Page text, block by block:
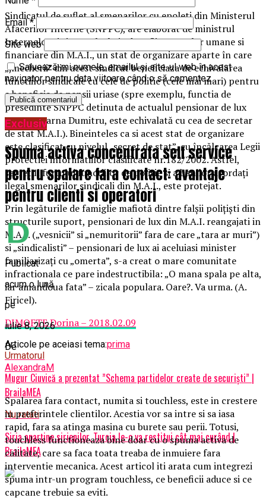
Sindicatul de suflet al smenarilor cu epoleti din Ministerul
Afacerilor Interne (SNPPC), are elaborat de ministrul
Internelor si tinut sub cheie de sefii resurselor umane si
financiare din M.A.I., un stat de organizare aparte în care
„jmecherii” din acest sindicat beneficiaza de echivalarea
functiilor sindicale cu cele de politie (cele mai mari) pentru
a beneficia de pensii uriase (spre exemplu, functia de
presedinte SNPPC detinuta de actualul pensionar de lux
M.A.I., Coarna Dumitru, este echivalată cu cea de secretar
de stat M.A.I.). Bineinteles ca si acest stat de organizare
este clasificat cu nivelul „secret de stat”, cu încălcarea Legii
protectiei informatiilor clasificate nr.182/2002. Astfel,
secretul furtului functiilor de politie si a banilor acordați
ilegal smenarilor sindicali din M.A.I., este protejat.
Prin legăturile de famiglie mafiotă dintre falșii polițiști din
structurile suport, pensionari de lux din M.A.I. reangajati in
M.A.I. („vesnicii” si „nemuritorii” fara de care „tara ar muri”)
si „sindicalisti” – pensionari de lux ai aceluiasi minister
familiarizați cu „omerta”, s-a creat o mare comunitate
infractionala ce pare indestructibila: „O mana spala pe alta,
iar amandoua fata” – zicala populara. Oare?. Va urma. (A.
Firicel).
DIMOFTE Dorina – 2018.02.09
Articole pe aceiasi tema:prima
Urmatorul
Mugur Ciuvică a prezentat ”Schema partidelor create de securiști” |
BrailaMEA
Nu ratati
Siria aparține sirienilor, Turcia le-o va restitui cât mai curând |
BrailaMEA
Email*
Site web
Salvează-mi numele, emailul și site-ul web în acest
navigator pentru data viitoare când o să comentez.
Exclusiv
Spuma activa concentrata self service
pentru spalare fara contact: avantaje
pentru clienti si operatori
Publicat
acum o lună
pe
iulie 8, 2026
De
AlexandraM
Spalarea fara contact, numita si touchless, este in crestere
in preferintele clientilor. Acestia vor sa intre si sa iasa
rapid, fara sa atinga masina cu burete sau perii. Totusi,
touchless functioneaza bine doar cu o spuma activa de
calitate, care sa faca toata treaba de inmuiere fara
interventie mecanica. Acest articol iti arata cum integrezi
spuma intr-un program touchless, ce beneficii aduce si ce
capcane trebuie sa eviti.